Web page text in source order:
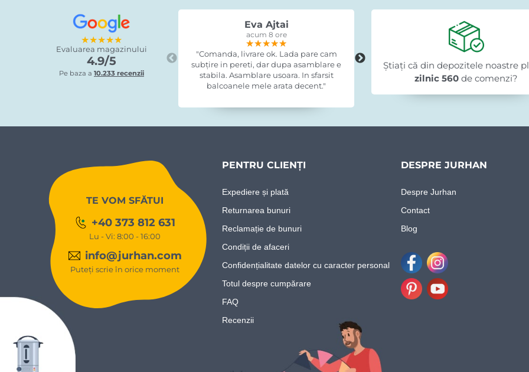
★★★★★
Evaluarea magazinului
4.9/5
Pe baza a 10.233 recenzii
Eva Ajtai
acum 8 ore
★★★★★
★★★★★
★★★★★
"Comanda, livrare ok. Lada pare cam
subțire in pereti, dar dupa asamblare e
stabila. Asamblare usoara. In sfarsit
balcoanele mele arata decent."
Romi Lazuran
acum 15 ore
★★★★★
★★★★★
★★★★★
"Recomand cu încredere, am fost
mulțumit."
Știați că din depozitele noastre
zilnic 560 de comenzi?
TE VOM SFĂTUI
+40 373 812 631
Lu - Vi: 8:00 - 16:00
info@jurhan.com
Puteți scrie în orice moment
PENTRU CLIENȚI
Expediere și plată
Returnarea bunuri
Reclamație de bunuri
Condiții de afaceri
Confidențialitate datelor cu caracter personal
Totul despre cumpărare
FAQ
Recenzii
DESPRE JURHAN
Despre Jurhan
Contact
Blog
FacebookInstagram